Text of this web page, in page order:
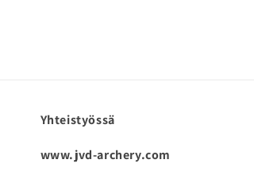
Yhteistyössä
www.jvd-archery.com